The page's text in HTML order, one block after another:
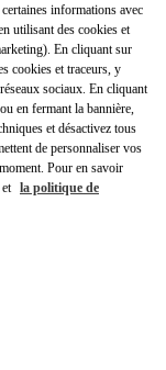
in New Tab
informations avec
utilisant des cookies et
En cliquant sur
cookies et traceurs, y
sociaux. En cliquant
en fermant la bannière,
et désactivez tous
de personnaliser vos
Pour en savoir
et la politique de